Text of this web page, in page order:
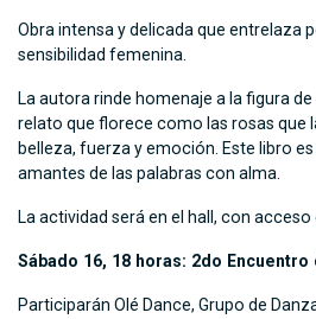
Obra intensa y delicada que entrelaza
sensibilidad femenina.
La autora rinde homenaje a la figura
relato que florece como las rosas que
belleza, fuerza y emoción. Este libro
amantes de las palabras con alma.
La actividad será en el hall, con acceso
Sábado 16, 18 horas: 2do Encuentro
Participarán Olé Dance, Grupo de